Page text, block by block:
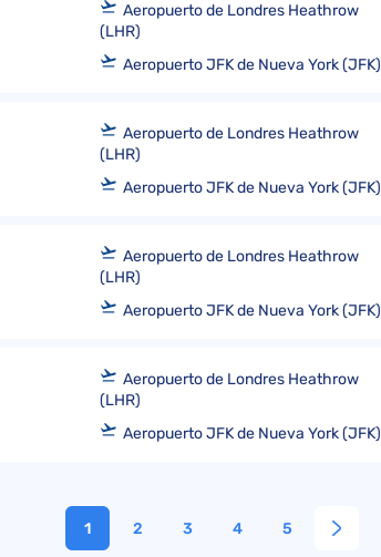
Aeropuerto de Londres Heathrow
(LHR)
Aeropuerto JFK de Nueva York (JFK)
Aeropuerto de Londres Heathrow
(LHR)
Aeropuerto JFK de Nueva York (JFK)
Aeropuerto de Londres Heathrow
(LHR)
Aeropuerto JFK de Nueva York (JFK)
Aeropuerto de Londres Heathrow
(LHR)
Aeropuerto JFK de Nueva York (JFK)
1 2 3 4 5